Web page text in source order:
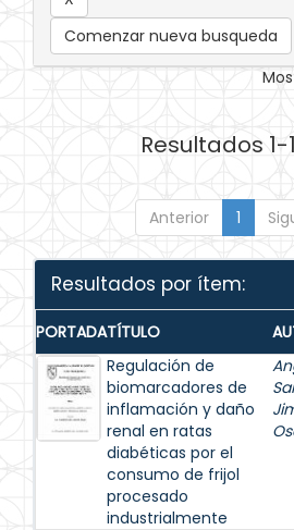
Comenzar nueva busqueda
Resultados 1-
Anterior 1
Resultados por ítem:
PORTADATÍTULO
Regulación de
biomarcadores de
inflamación y daño
renal en ratas
diabéticas por el
consumo de frijol
procesado
industrialmente